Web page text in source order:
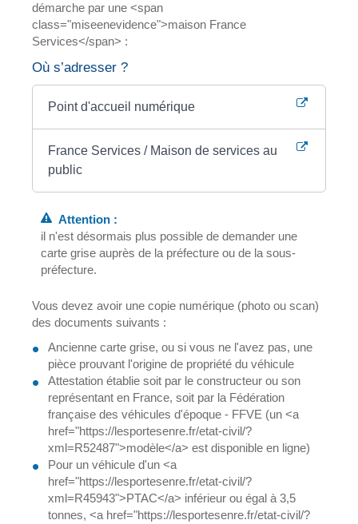
démarche par une <span
class="miseenevidence">maison France
Services</span> :
Où s’adresser ?
Point d'accueil numérique
France Services / Maison de services au
public
Attention :
il n'est désormais plus possible de demander une
carte grise auprès de la préfecture ou de la sous-
préfecture.
Vous devez avoir une copie numérique (photo ou scan)
des documents suivants :
Ancienne carte grise, ou si vous ne l'avez pas, une
pièce prouvant l'origine de propriété du véhicule
Attestation établie soit par le constructeur ou son
représentant en France, soit par la Fédération
française des véhicules d'époque - FFVE (un <a
href="https://lesportesenre.fr/etat-civil/?
xml=R52487">modèle</a> est disponible en ligne)
Pour un véhicule d'un <a
href="https://lesportesenre.fr/etat-civil/?
xml=R45943">PTAC</a> inférieur ou égal à 3,5
tonnes, <a href="https://lesportesenre.fr/etat-civil/?